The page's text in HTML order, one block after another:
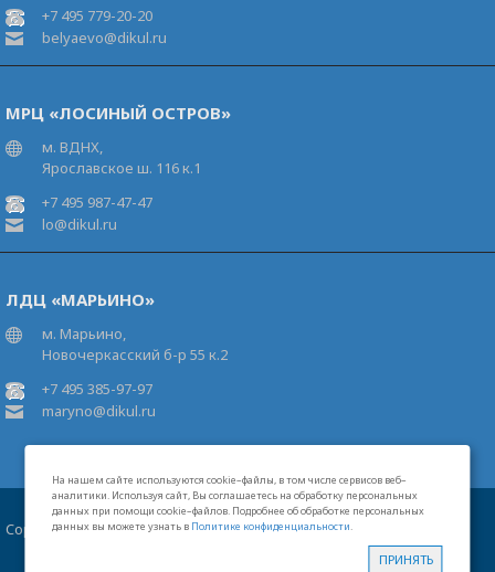
На нашем сайте используются cookie–файлы, в том числе сервисов веб–
аналитики. Используя сайт, Вы соглашаетесь на обработку персональных
данных при помощи cookie–файлов. Подробнее об обработке персональных
данных вы можете узнать в Политике конфиденциальности.
ПРИНЯТЬ
+7 495 779-20-20
belyaevo@dikul.ru
МРЦ «ЛОСИНЫЙ ОСТРОВ»
м. ВДНХ,
Ярославское ш. 116 к.1
+7 495 987-47-47
lo@dikul.ru
ЛДЦ «МАРЬИНО»
м. Марьино,
Новочеркасский б-р 55 к.2
+7 495 385-97-97
maryno@dikul.ru
Copyright 2026 Московские центры В.И.Дикуля®
Лицензии